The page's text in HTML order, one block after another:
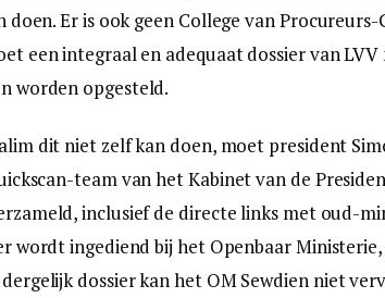
Er is ook geen College van
een integraal en adequaat dossier van
worden opgesteld.
dit niet zelf kan doen, moet president
team van het Kabinet van de
inclusief de directe links met oud-
wordt ingediend bij het Openbaar Ministerie,
dossier kan het OM Sewdien niet